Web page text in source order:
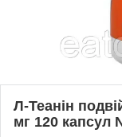
Л-Теанін
мг 120 капсул